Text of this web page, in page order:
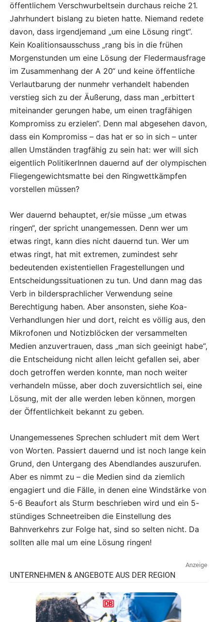
öffentlichem Verschwurbeltsein durchaus reiche 21.
Jahrhundert bislang zu bieten hatte. Niemand redete
davon, dass irgendjemand „um eine Lösung ringt“.
Kein Koalitionsausschuss „rang bis in die frühen
Morgenstunden um eine Lösung der Fledermausfrage
im Zusammenhang der A 20“ und keine öffentliche
Verlautbarung der nunmehr verhandelt habenden
verstieg sich zu der Äußerung, dass man „erbittert
miteinander gerungen habe, um einen tragfähigen
Kompromiss zu erzielen“. Denn mal abgesehen davon,
dass ein Kompromiss – das hat er so in sich – unter
allen Umständen tragfähig zu sein hat: wer will sich
eigentlich PolitikerInnen dauernd auf der olympischen
Fliegengewichtsmatte bei den Ringwettkämpfen
vorstellen müssen?
Wer dauernd behauptet, er/sie müsse „um etwas
ringen“, der spricht unangemessen. Denn wer um
etwas ringt, kann dies nicht dauernd tun. Wer um
etwas ringt, hat mit extremen, zumindest sehr
bedeutenden existentiellen Fragestellungen und
Entscheidungssituationen zu tun. Und dann mag das
Verb in bildersprachlicher Verwendung seine
Berechtigung haben. Aber ansonsten, siehe Koa-
Verhandlungen hier und dort, reicht es völlig aus, den
Mikrofonen und Notizblöcken der versammelten
Medien anzuvertrauen, dass „man sich geeinigt habe“,
die Entscheidung nicht allen leicht gefallen sei, aber
doch getroffen werden konnte, man noch weiter
verhandeln müsse, aber doch zuversichtlich sei, eine
Lösung, mit der alle werden leben können, morgen
der Öffentlichkeit bekannt zu geben.
Unangemessenes Sprechen schludert mit dem Wert
von Worten. Passiert dauernd und ist noch lange kein
Grund, den Untergang des Abendlandes auszurufen.
Aber es nimmt zu – die Medien sind da ziemlich
engagiert und die Fälle, in denen eine Windstärke von
5-6 Beaufort als Sturm beschrieben wird und ein 5-
stündiges Schneetreiben die Einstellung des
Bahnverkehrs zur Folge hat, sind so selten nicht. Da
sollten alle mal um eine Lösung ringen!